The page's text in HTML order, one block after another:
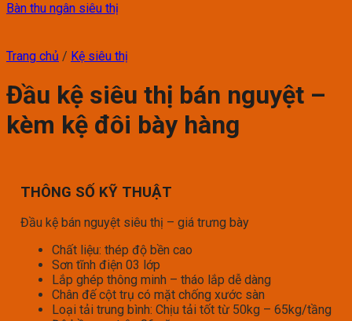
Bàn thu ngân siêu thị
Trang chủ / Kệ siêu thị
Đầu kệ siêu thị bán nguyệt –
kèm kệ đôi bày hàng
THÔNG SỐ KỸ THUẬT
Đầu kệ bán nguyệt siêu thị – giá trưng bày
Chất liệu: thép độ bền cao
Sơn tĩnh điện 03 lớp
Lắp ghép thông minh – tháo lắp dễ dàng
Chân đế cột trụ có mặt chống xước sàn
Loại tải trung bình: Chịu tải tốt từ 50kg – 65kg/tầng